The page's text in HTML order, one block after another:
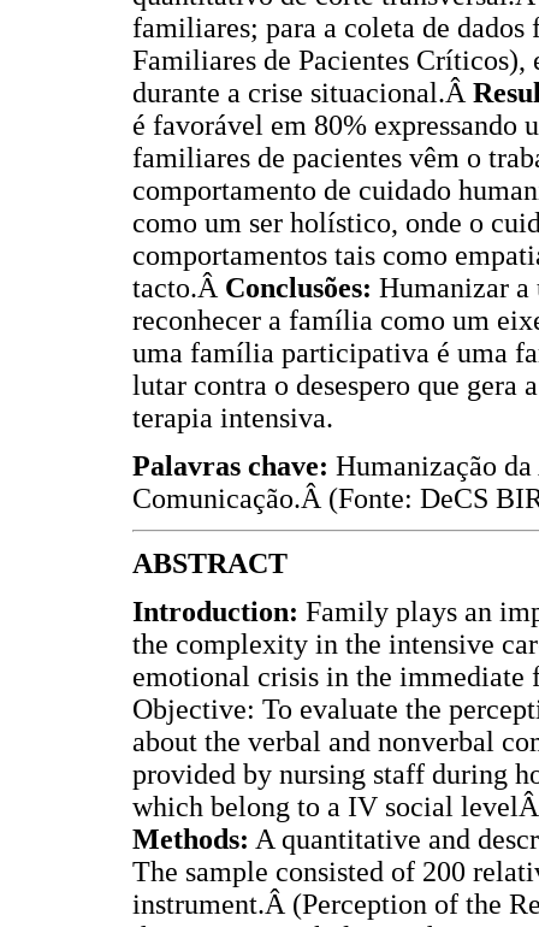
familiares; para a coleta de
Familiares de Pacientes Críticos),
durante a crise situacional.Â
é favorável em 80% expressando
familiares de pacientes vêm o
comportamento de cuidado
como um ser holístico, onde o
comportamentos tais como
tacto.Â Conclusões: Humanizar a
reconhecer a família como um
uma família participativa é uma
lutar contra o desespero que gera
terapia intensiva.
Palavras chave: Humanização
Comunicação.Â (Fonte: DeCS
ABSTRACT
Introduction: Family plays an
the complexity in the intensive
emotional crisis in the immediate
Objective: To evaluate the
about the verbal and nonverbal
provided by nursing staff during
which belong to a IV social
Methods: A quantitative and
The sample consisted of 200
instrument.Â (Perception of the